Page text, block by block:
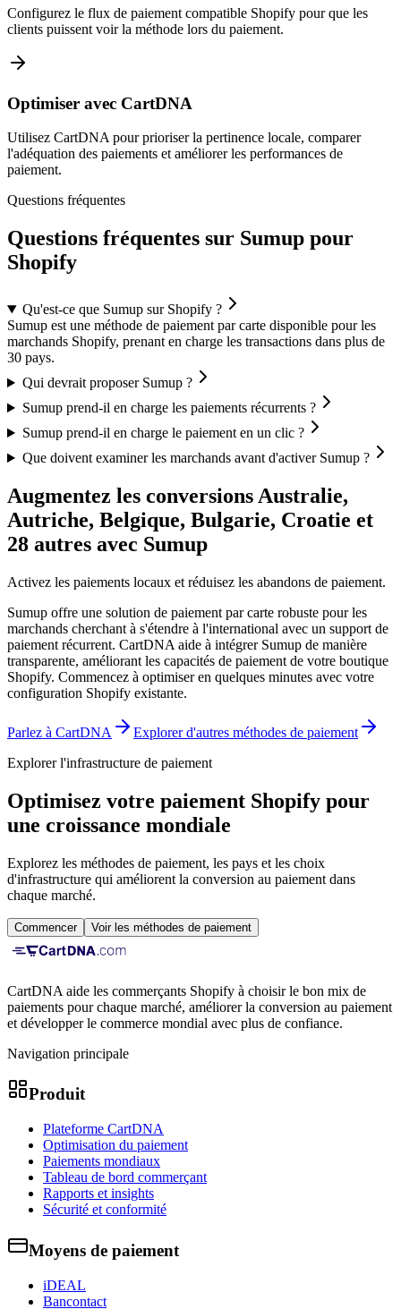
Configurez le flux de paiement compatible Shopify pour que les
clients puissent voir la méthode lors du paiement.
Optimiser avec CartDNA
Utilisez CartDNA pour prioriser la pertinence locale, comparer
l'adéquation des paiements et améliorer les performances de
paiement.
Questions fréquentes
Questions fréquentes sur Sumup pour
Shopify
Qu'est-ce que Sumup sur Shopify ?
Sumup est une méthode de paiement par carte disponible pour les
marchands Shopify, prenant en charge les transactions dans plus de
30 pays.
Qui devrait proposer Sumup ?
Sumup prend-il en charge les paiements récurrents ?
Sumup prend-il en charge le paiement en un clic ?
Que doivent examiner les marchands avant d'activer Sumup ?
Augmentez les conversions Australie,
Autriche, Belgique, Bulgarie, Croatie et
28 autres avec Sumup
Activez les paiements locaux et réduisez les abandons de paiement.
Sumup offre une solution de paiement par carte robuste pour les
marchands cherchant à s'étendre à l'international avec un support de
paiement récurrent. CartDNA aide à intégrer Sumup de manière
transparente, améliorant les capacités de paiement de votre boutique
Shopify. Commencez à optimiser en quelques minutes avec votre
configuration Shopify existante.
Parlez à CartDNA
Explorer d'autres méthodes de paiement
Explorer l'infrastructure de paiement
Optimisez votre paiement Shopify pour
une croissance mondiale
Explorez les méthodes de paiement, les pays et les choix
d'infrastructure qui améliorent la conversion au paiement dans
chaque marché.
Commencer Voir les méthodes de paiement
CartDNA aide les commerçants Shopify à choisir le bon mix de
paiements pour chaque marché, améliorer la conversion au paiement
et développer le commerce mondial avec plus de confiance.
Navigation principale
Produit
Plateforme CartDNA
Optimisation du paiement
Paiements mondiaux
Tableau de bord commerçant
Rapports et insights
Sécurité et conformité
Moyens de paiement
iDEAL
Bancontact